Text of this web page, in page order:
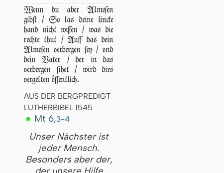
Wenn du aber Almoſen
gibſt / So las deine lincke
hand nicht wiſſen / was die
rechte thut / Auff das dein
Almoſen verborgen ſey / vnd
dein Vater / der in das
verborgen ſihet / wird dirs
vergelten öffentlich.
AUS DER BERGPREDIGT
LUTHERBIBEL 1545
Mt 6,3-4
Unser Nächster ist
jeder Mensch.
Besonders aber der,
der unsere Hilfe